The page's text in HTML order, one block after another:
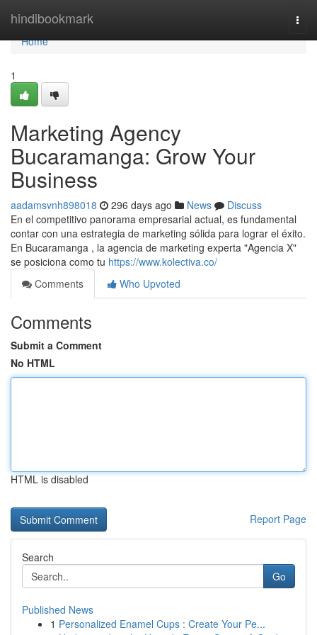
hindibookmark
Home
Home
1
Marketing Agency
Bucaramanga: Grow Your
Business
aadamsvnh898018 296 days ago News
Discuss
En el competitivo panorama empresarial actual, es fundamental
contar con una estrategia de marketing sólida para lograr el éxito.
En Bucaramanga , la agencia de marketing experta "Agencia X"
se posiciona como tu https://www.kolectiva.co/
Comments
Who Upvoted
Comments
Submit a Comment
No HTML
HTML is disabled
Report Page
Search
Go
Published News
1 Personalized Enamel Cups : Create Your Pe...